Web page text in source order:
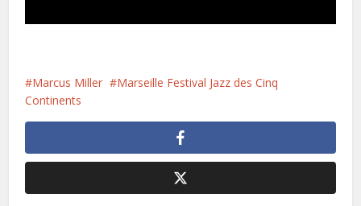
Marcus Miller
Marseille Festival Jazz des Cinq
Continents